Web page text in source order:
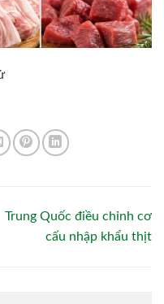
Trung Quốc điều chỉnh cơ
cấu nhập khẩu thịt